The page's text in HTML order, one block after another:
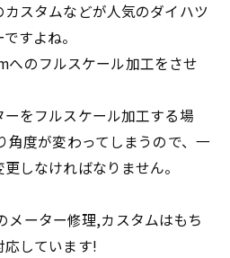
スタムなどが人気のダイハツ
すよね。
のフルスケール加工をさせ
をフルスケール加工する場
角度が変わってしまうので、一
しなければなりません。
メーター修理,カスタムはもち
しています!